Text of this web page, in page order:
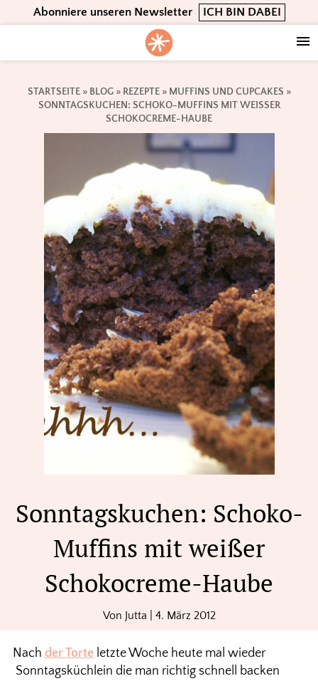
to
navigation
to
content
to
Abonniere unseren Newsletter ICH BIN DABEI
STARTSEITE» BLOG» REZEPTE» MUFFINS UND CUPCAKES »
SONNTAGSKUCHEN: SCHOKO-MUFFINS MIT WEISSER S
CHOKOCREME-HAUBE
Sonntagskuchen: Schoko-
Muffins mit weißer
Schokocreme-Haube
Von Jutta 4. März 2012
Nach der Torteletzte Woche heute mal wieder
Sonntagsküchlein die man richtig schnell backen